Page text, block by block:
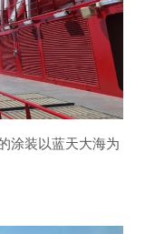
涂装以蓝天大海为